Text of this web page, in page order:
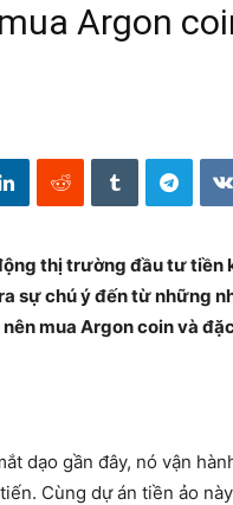
Argon
thị trường đầu tư tiền
sự chú ý đến từ những
mua Argon coin và
dạo gần đây, nó vận
Cùng dự án tiền ảo